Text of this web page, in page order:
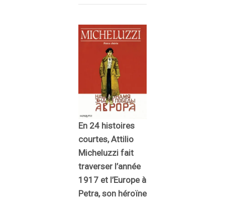
En 24 histoires
courtes, Attilio
Micheluzzi fait
traverser l’année
1917 et l’Europe à
Petra, son héroïne